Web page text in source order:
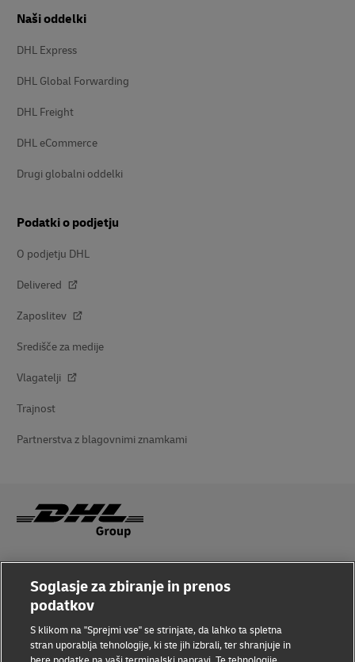
Naši oddelki
DHL Express
DHL Global Forwarding
DHL Freight
DHL eCommerce
Drugi globalni oddelki
Podatki o podjetju
O podjetju DHL
Delivered
Zaposlitev
Središče za medije
Vlagatelji
Trajnost
Partnerstva z blagovnimi znamkami
Pravno obvestilo
Pogoji uporabe
Soglasje za zbiranje in prenos
podatkov
S klikom na "Sprejmi vse" se strinjate, da lahko ta spletna
stran uporablja tehnologije, ki ste jih izbrali, ter shranjuje in